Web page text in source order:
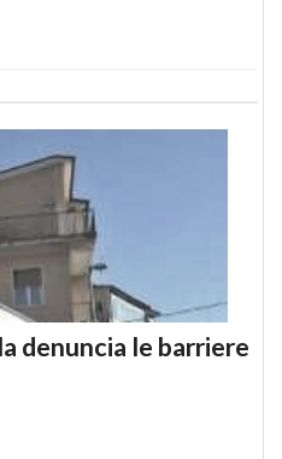
denuncia le barriere